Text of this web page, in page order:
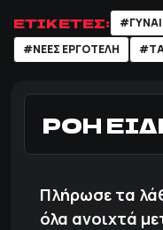
ΕΤΙΚΕΤΕΣ:
#ΝΕΕΣ ΕΡΓΟΤΕΛΗ
ΡΟΗ
Πλήρωσε τα
όλα ανοιχτά